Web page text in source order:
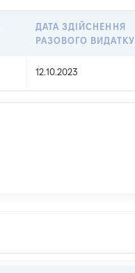
ДАТА ЗДІЙСНЕННЯ
РАЗОВОГО ВИДАТКУ
12.10.2023